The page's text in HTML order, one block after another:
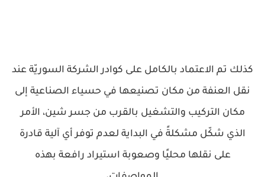
كذلك تم الاعتماد بالكامل على كوادر الشركة السوريّة عند
نقل العنفة من مكان تصنيعها في حسياء الصناعية إلى
مكان التركيب والتشغيل بالقرب من جسر شين، الأمر
الذي شكّل مشكلةً في البداية لعدم توفر أي آلية قادرة
على نقلها محليًا وصعوبة استيراد رافعة بهذه